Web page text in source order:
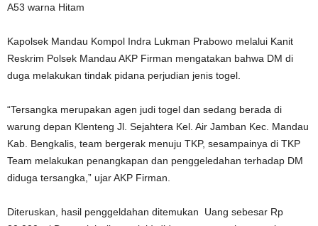
A53 warna Hitam
Kapolsek Mandau Kompol Indra Lukman Prabowo melalui Kanit
Reskrim Polsek Mandau AKP Firman mengatakan bahwa DM di
duga melakukan tindak pidana perjudian jenis togel.
“Tersangka merupakan agen judi togel dan sedang berada di
warung depan Klenteng Jl. Sejahtera Kel. Air Jamban Kec. Mandau
Kab. Bengkalis, team bergerak menuju TKP, sesampainya di TKP
Team melakukan penangkapan dan penggeledahan terhadap DM
diduga tersangka,” ujar AKP Firman.
Diteruskan, hasil penggeldahan ditemukan Uang sebesar Rp